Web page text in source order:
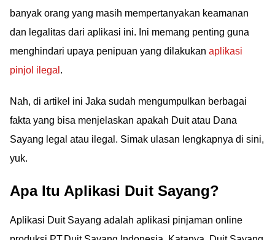
banyak orang yang masih mempertanyakan keamanan
dan legalitas dari aplikasi ini. Ini memang penting guna
menghindari upaya penipuan yang dilakukan aplikasi
pinjol ilegal .
Nah, di artikel ini Jaka sudah mengumpulkan berbagai
fakta yang bisa menjelaskan apakah Duit atau Dana
Sayang legal atau ilegal. Simak ulasan lengkapnya di sini,
yuk.
Apa Itu Aplikasi Duit Sayang?
Aplikasi Duit Sayang adalah aplikasi pinjaman online